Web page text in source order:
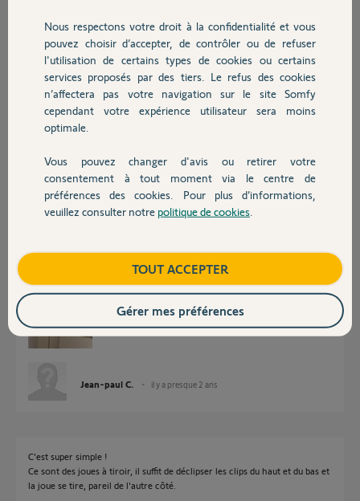
Chauffage
Autres produits
Devis avec un pro
Contact
Réponses
Vous ne pensez pas qu'à minima une photo de l'axe avec vues sur les
joues nous aideraient un peu à vous aider ?
Bonne journée
Anonyme il y a presque 2 ans
Jean-paul C. il y a presque 2 ans
C'est super simple !
Ce sont des joues à tiroir, il suffit de déclipser les clips du haut et du bas et
la joue se tire, pareil de l'autre côté.
Nous respectons votre droit à la confidentialité et vous
pouvez choisir d’accepter, de contrôler ou de refuser
l'utilisation de certains types de cookies ou certains
services proposés par des tiers. Le refus des cookies
n’affectera pas votre navigation sur le site Somfy
cependant votre expérience utilisateur sera moins
optimale.
Vous pouvez changer d'avis ou retirer votre
consentement à tout moment via le centre de
préférences des cookies. Pour plus d’informations,
veuillez consulter notre politique de cookies
TOUT ACCEPTER
Gérer mes préférences